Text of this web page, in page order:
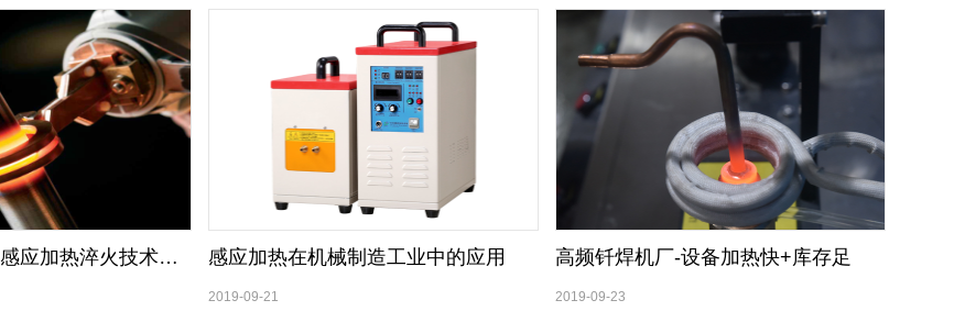
我们公司的高频淬火机行业一流
以根据您的需求，量身定制，来满足您特殊性
赛阳智能设备的感应加热淬火技术具有哪些让您选择的重要优点 感应加热在机械制造工业中的应用
2019-09-21
高频钎焊机厂-设备加热快+库存足
2019-09-23